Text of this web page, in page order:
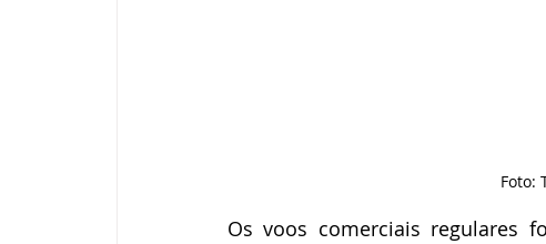
Foto:
Os voos comerciais regulares